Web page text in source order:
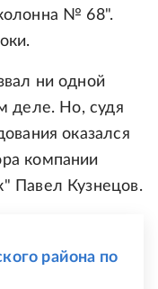
№ 68".
ни одной
деле. Но, судя
оказался
компании
Павел Кузнецов.
района по